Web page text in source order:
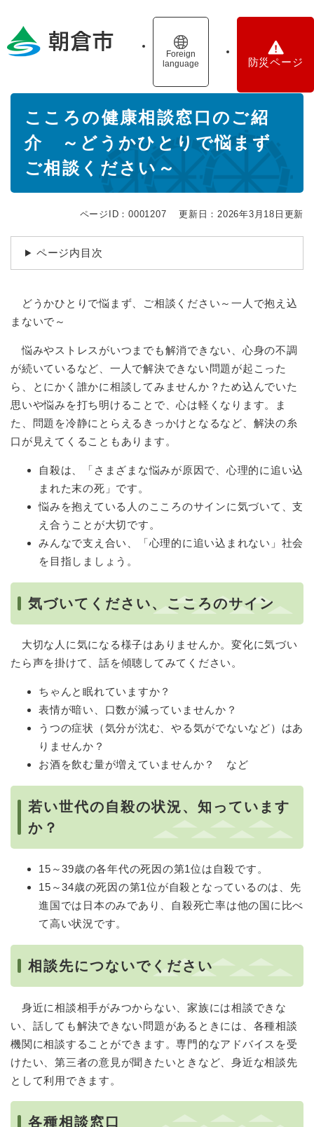
の
Foreign
language
防災ページ
こころの健康相談窓口のご紹
介 ～どうかひとりで悩まず
ご相談ください～
ページID：0001207 更新日：2026年3月18日更新
ページ内目次
どうかひとりで悩まず、ご相談ください～一人で抱え込
まないで～
悩みやストレスがいつまでも解消できない、心身の不調
が続いているなど、一人で解決できない問題が起こった
ら、とにかく誰かに相談してみませんか？ため込んでいた
思いや悩みを打ち明けることで、心は軽くなります。ま
た、問題を冷静にとらえるきっかけとなるなど、解決の糸
口が見えてくることもあります。
自殺は、「さまざまな悩みが原因で、心理的に追い込
まれた末の死」です。
悩みを抱えている人のこころのサインに気づいて、支
え合うことが大切です。
みんなで支え合い、「心理的に追い込まれない」社会
を目指しましょう。
気づいてください、こころのサイン
大切な人に気になる様子はありませんか。変化に気づい
たら声を掛けて、話を傾聴してみてください。
ちゃんと眠れていますか？
表情が暗い、口数が減っていませんか？
うつの症状（気分が沈む、やる気がでないなど）はあ
りませんか？
お酒を飲む量が増えていませんか？ など
若い世代の自殺の状況、知っています
か？
15～39歳の各年代の死因の第1位は自殺です。
15～34歳の死因の第1位が自殺となっているのは、先
進国では日本のみであり、自殺死亡率は他の国に比べ
て高い状況です。
相談先につないでください
身近に相談相手がみつからない、家族には相談できな
い、話しても解決できない問題があるときには、各種相談
機関に相談することができます。専門的なアドバイスを受
けたい、第三者の意見が聞きたいときなど、身近な相談先
として利用できます。
各種相談窓口